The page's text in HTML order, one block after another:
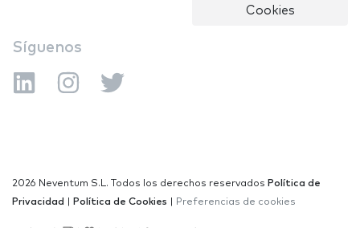
Cookies
Síguenos
2026 Neventum S.L. Todos los derechos reservados Política de
Privacidad
Política de Cookies Preferencias de cookies